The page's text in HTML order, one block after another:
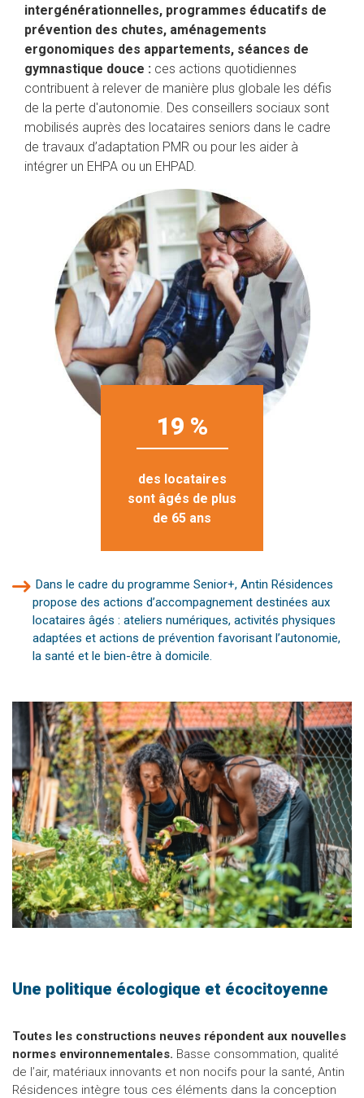
intergénérationnelles, programmes éducatifs de
prévention des chutes, aménagements
ergonomiques des appartements, séances de
gymnastique douce : ces actions quotidiennes
contribuent à relever de manière plus globale les défis
de la perte d'autonomie. Des conseillers sociaux sont
mobilisés auprès des locataires seniors dans le cadre
de travaux d’adaptation PMR ou pour les aider à
intégrer un EHPA ou un EHPAD.
19 %
des locataires
sont âgés de plus
de 65 ans
Dans le cadre du programme Senior+, Antin Résidences
propose des actions d’accompagnement destinées aux
locataires âgés : ateliers numériques, activités physiques
adaptées et actions de prévention favorisant l’autonomie,
la santé et le bien-être à domicile.
Une politique écologique et écocitoyenne
Toutes les constructions neuves répondent aux nouvelles
normes environnementales. Basse consommation, qualité
de l’air, matériaux innovants et non nocifs pour la santé, Antin
Résidences intègre tous ces éléments dans la conception